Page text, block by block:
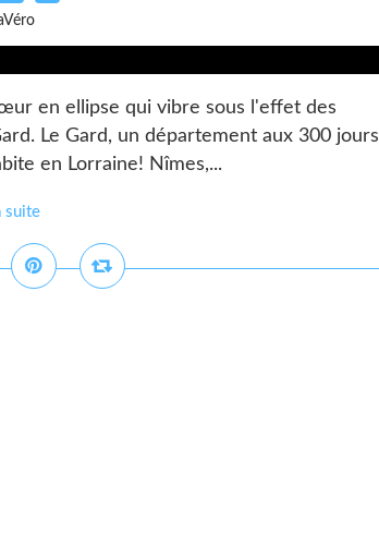
en ellipse qui vibre sous l'effet des
Le Gard, un département aux 300 jours
en Lorraine! Nîmes,...
suite